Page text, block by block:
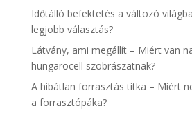
Időtálló befektetés a változó
legjobb választás?
Látvány, ami megállít – Miért van
hungarocell szobrászatnak?
A hibátlan forrasztás titka – Miért
a forrasztópáka?